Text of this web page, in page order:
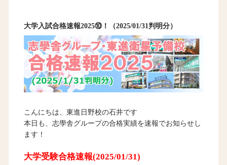
大学入試合格速報2025⑩！（2025/01/31判明分）
こんにちは、東進日野校の石井です
本日も、志學舎グループの合格実績を速報でお知らせし
ます！
大学受験合格速報(2025/01/31)